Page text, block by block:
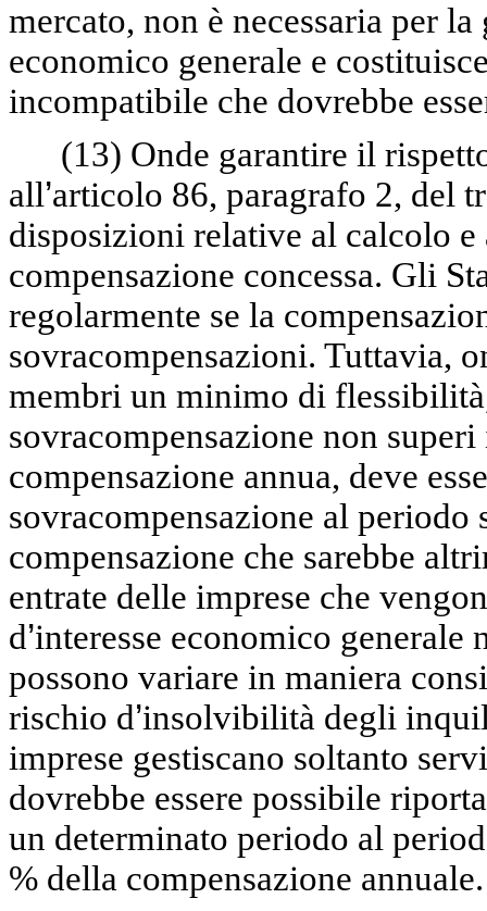
mercato, non è necessaria per
economico generale e
incompatibile che dovrebbe
(13) Onde garantire il
all’articolo 86, paragrafo 2, del
disposizioni relative al calcolo
compensazione concessa. Gli
regolarmente se la
sovracompensazioni. Tuttavia,
membri un minimo di
sovracompensazione non
compensazione annua, deve
sovracompensazione al periodo
compensazione che sarebbe
entrate delle imprese che
d’interesse economico generale
possono variare in maniera
rischio d’insolvibilità degli
imprese gestiscano soltanto
dovrebbe essere possibile
un determinato periodo al
% della compensazione annuale.